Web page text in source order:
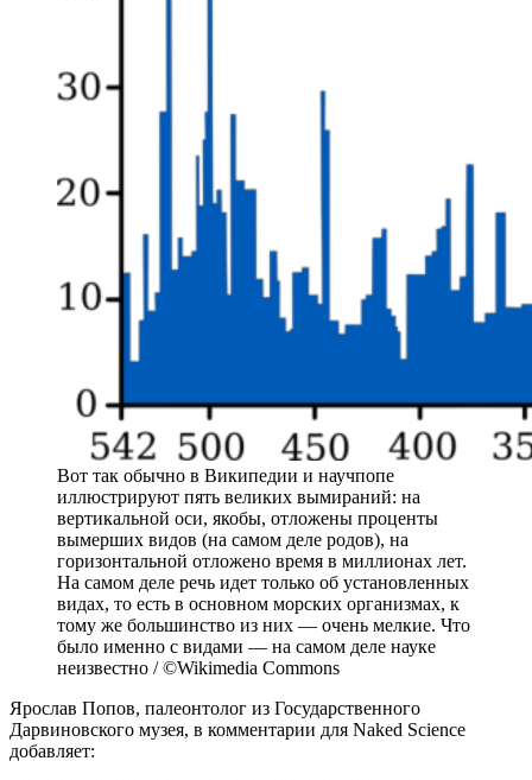
Вот так обычно в Википедии и научпопе
иллюстрируют пять великих вымираний: на
вертикальной оси, якобы, отложены проценты
вымерших видов (на самом деле родов), на
горизонтальной отложено время в миллионах лет.
На самом деле речь идет только об установленных
видах, то есть в основном морских организмах, к
тому же большинство из них — очень мелкие. Что
было именно с видами — на самом деле науке
неизвестно / ©Wikimedia Commons
Ярослав Попов, палеонтолог из Государственного
Дарвиновского музея, в комментарии для Naked Science
добавляет: